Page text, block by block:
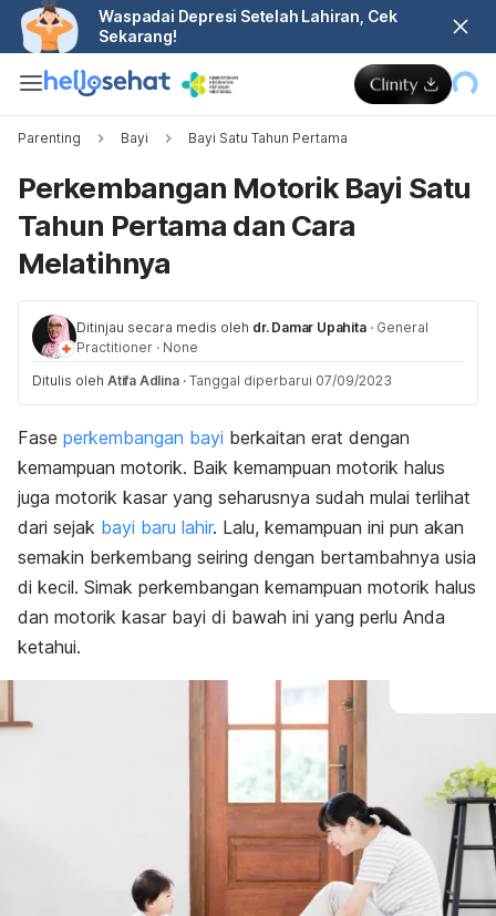
Waspadai Depresi Setelah Lahiran, Cek
Sekarang!
Parenting Bayi Bayi Satu Tahun Pertama
Perkembangan Motorik Bayi Satu
Tahun Pertama dan Cara
Melatihnya
Ditinjau secara medis oleh dr. Damar Upahita · General
Practitioner · None
Ditulis oleh Atifa Adlina · Tanggal diperbarui 07/09/2023
Fase perkembangan bayi berkaitan erat dengan
kemampuan motorik. Baik kemampuan motorik halus
juga motorik kasar yang seharusnya sudah mulai terlihat
dari sejak bayi baru lahir. Lalu, kemampuan ini pun akan
semakin berkembang seiring dengan bertambahnya usia
di kecil. Simak perkembangan kemampuan motorik halus
dan motorik kasar bayi di bawah ini yang perlu Anda
ketahui.